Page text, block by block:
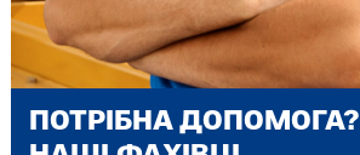
ПОТРІБНА ДОПОМОГА?